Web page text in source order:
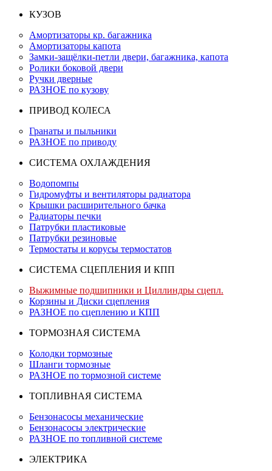
КУЗОВ
Амортизаторы кр. багажника
Амортизаторы капота
Замки-защёлки-петли двери, багажника, капота
Ролики боковой двери
Ручки дверные
РАЗНОЕ по кузову
ПРИВОД КОЛЕСА
Гранаты и пыльники
РАЗНОЕ по приводу
СИСТЕМА ОХЛАЖДЕНИЯ
Водопомпы
Гидромуфты и вентиляторы радиатора
Крышки расширительного бачка
Радиаторы печки
Патрубки пластиковые
Патрубки резиновые
Термостаты и корусы термостатов
СИСТЕМА СЦЕПЛЕНИЯ И КПП
Выжимные подшипники и Циллиндры сцепл.
Корзины и Диски сцепления
РАЗНОЕ по сцеплению и КПП
ТОРМОЗНАЯ СИСТЕМА
Колодки тормозные
Шланги тормозные
РАЗНОЕ по тормозной системе
ТОПЛИВНАЯ СИСТЕМА
Бензонасосы механические
Бензонасосы электрические
РАЗНОЕ по топливной системе
ЭЛЕКТРИКА